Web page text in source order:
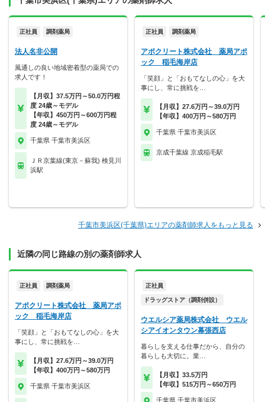
正社員 調剤薬局
法人名非公開
風通しの良い地域密着型の薬局での
求人です！
【月収】37.5万円～50.0万円程
度 24歳～モデル
【年収】450万円～600万円程
度 24歳～モデル
千葉県 千葉市美浜区
ＪＲ京葉線(東京－蘇我) 検見川
浜駅
正社員 調剤薬局
アポクリート株式会社 薬局アポ
ック 稲毛海岸店
「笑顔」と「おもてなしの心」を大
事にし、常に挑戦を…
【月収】27.6万円～39.0万円
【年収】400万円～580万円
千葉県 千葉市美浜区
京成千葉線 京成稲毛駅
千葉市美浜区(千葉県)エリアの薬剤師求人をもっと見る
近隣の同じ路線の別の薬剤師求人
正社員 調剤薬局
アポクリート株式会社 薬局アポ
ック 稲毛海岸店
「笑顔」と「おもてなしの心」を大
事にし、常に挑戦を…
【月収】27.6万円～39.0万円
【年収】400万円～580万円
千葉県 千葉市美浜区
正社員
ドラッグストア（調剤併設）
ウエルシア薬局株式会社 ウエル
シアイオンタウン幕張西店
暮らしを支える仕事だから、自分の
暮らしも大切に。業…
【月収】33.5万円
【年収】515万円～650万円
千葉県 千葉市美浜区